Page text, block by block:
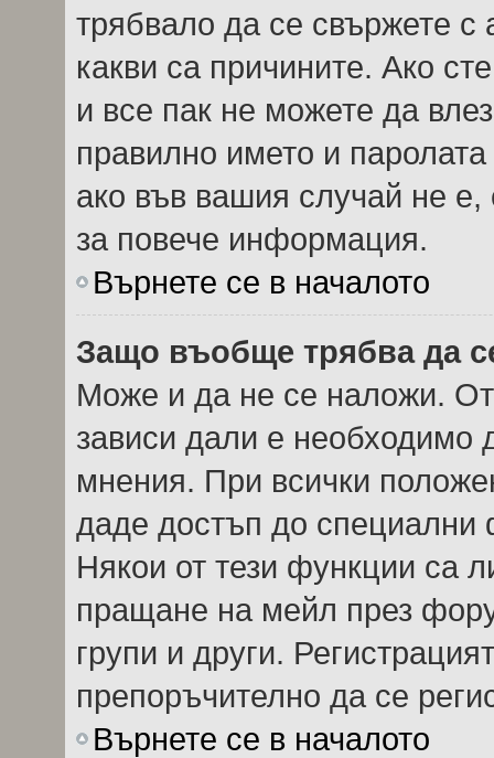
трябвало да се свържете с
какви са причините. Ако
и все пак не можете да
правилно името и
ако във вашия случай не е,
за повече информация.
Върнете се в началото
Защо въобще трябва да
Може и да не се наложи.
зависи дали е необходимо
мнения. При всички
даде достъп до специални
Някои от тези функции са
пращане на мейл през
групи и други.
препоръчително да се
Върнете се в началото